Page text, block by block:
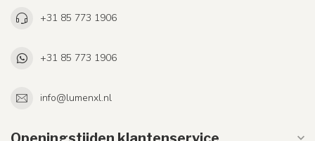
+31 85 773 1906
+31 85 773 1906
info@lumenxl.nl